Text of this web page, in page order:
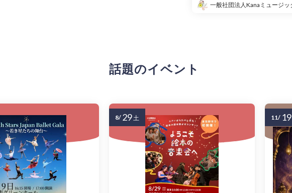
話題のイベント
8/ 29土 11/ 19